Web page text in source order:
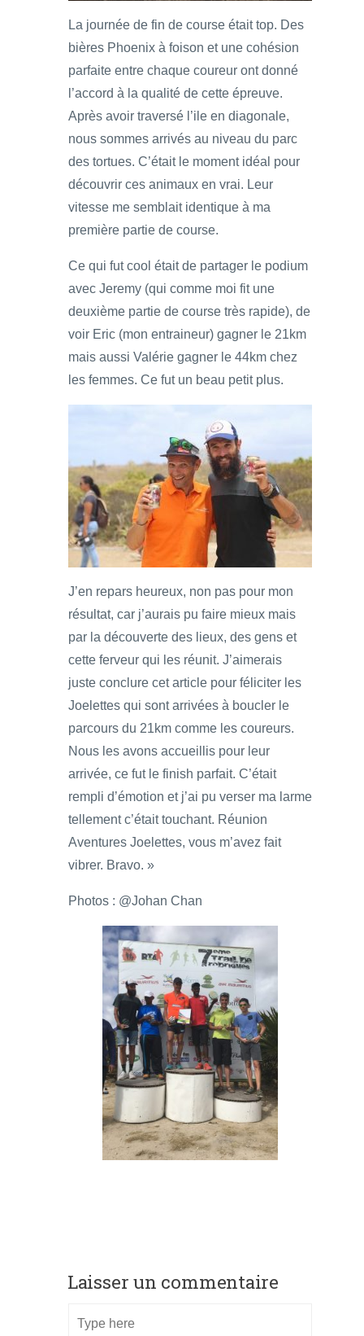
La journée de fin de course était top. Des
bières Phoenix à foison et une cohésion
parfaite entre chaque coureur ont donné
l’accord à la qualité de cette épreuve.
Après avoir traversé l’ile en diagonale,
nous sommes arrivés au niveau du parc
des tortues. C’était le moment idéal pour
découvrir ces animaux en vrai. Leur
vitesse me semblait identique à ma
première partie de course.
Ce qui fut cool était de partager le podium
avec Jeremy (qui comme moi fit une
deuxième partie de course très rapide), de
voir Eric (mon entraineur) gagner le 21km
mais aussi Valérie gagner le 44km chez
les femmes. Ce fut un beau petit plus.
J’en repars heureux, non pas pour mon
résultat, car j’aurais pu faire mieux mais
par la découverte des lieux, des gens et
cette ferveur qui les réunit. J’aimerais
juste conclure cet article pour féliciter les
Joelettes qui sont arrivées à boucler le
parcours du 21km comme les coureurs.
Nous les avons accueillis pour leur
arrivée, ce fut le finish parfait. C’était
rempli d’émotion et j’ai pu verser ma larme
tellement c’était touchant. Réunion
Aventures Joelettes, vous m’avez fait
vibrer. Bravo. »
Photos : @Johan Chan
Laisser un commentaire